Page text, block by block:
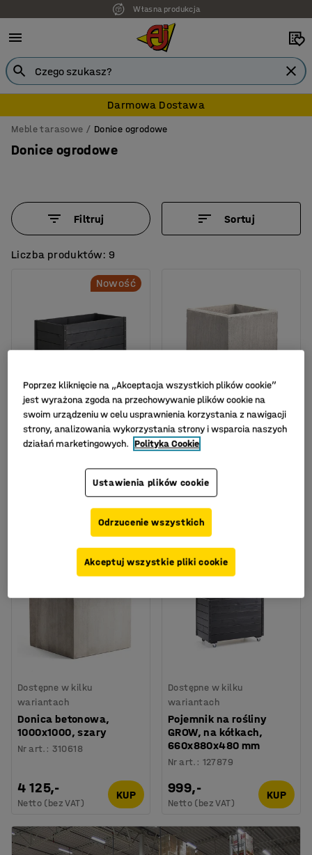
7 lat gwarancji
Darmowa Dostawa
Meble tarasowe Donice ogrodowe
Donice ogrodowe
Filtruj Sortuj
Liczba produktów: 9
Nowość
Dostępne w kilku
wariantach
Donica GROW, na
kółkach, 470x880x480
Dostępne w kilku
wariantach
Donica betonowa,
600x600 mm, szary
Nr art.:310616
2 725,-
Netto (bez VAT)
Dostępne w kilku
wariantach
Donica betonowa,
1000x1000, szary
Nr art. : 310618
4 125,-
Netto (bez VAT)
KUP
Dostępne w kilku
wariantach
Pojemnik na rośliny
GROW, na kółkach,
660x880x480 mm
Nr art. : 127879
999,-
Netto (bez VAT)
KUP
Poprzez kliknięcie na „Akceptacja wszystkich plików cookie”
jest wyrażona zgoda na przechowywanie plików cookie na
swoim urządzeniu w celu usprawnienia korzystania z nawigacji
strony, analizowania wykorzystania strony i wsparcia naszych
działań marketingowych. Polityka Cookie
Ustawienia plików cookie
Odrzucenie wszystkich
Akceptuj wszystkie pliki cookie